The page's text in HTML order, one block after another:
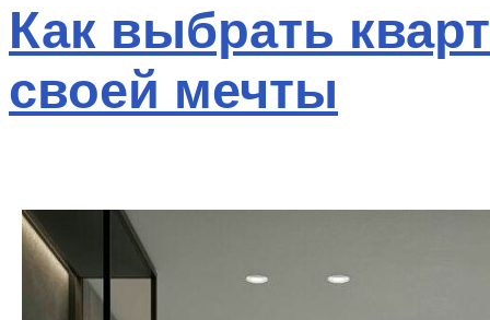
Как выбрать
своей мечты